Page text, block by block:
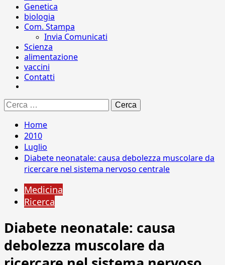
Genetica
biologia
Com. Stampa
Invia Comunicati
Scienza
alimentazione
vaccini
Contatti
Ricerca
per:
Home
2010
Luglio
Diabete neonatale: causa debolezza muscolare da
ricercare nel sistema nervoso centrale
Medicina
Ricerca
Diabete neonatale: causa
debolezza muscolare da